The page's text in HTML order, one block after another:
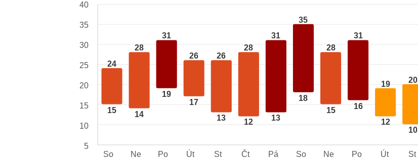
24
15
28
14
31
19
26
17
26
13
28
12
31
13
35
18
28
15
31
16
19
12
20
10
40
35
30
25
20
15
10
5
So
Ne Po Út St Čt Pá So Ne Po Út St